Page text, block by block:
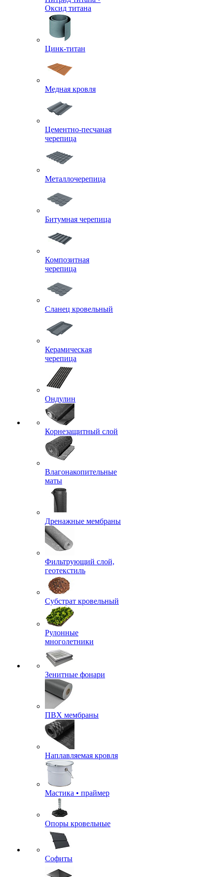
Оксид титана
Цинк-титан
Медная кровля
Цементно-песчаная
черепица
Металлочерепица
Битумная черепица
Композитная
черепица
Сланец кровельный
Керамическая
черепица
Ондулин
Корнезащитный слой
Влагонакопительные
маты
Дренажные мембраны
Фильтрующий слой,
геотекстиль
Субстрат кровельный
Рулонные
многолетники
Зенитные фонари
ПВХ мембраны
Наплавляемая кровля
Мастика • праймер
Опоры кровельные
Софиты